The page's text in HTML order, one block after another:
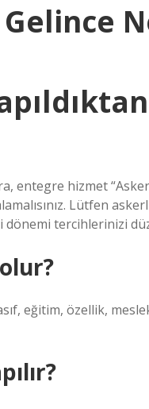
entegre hizmet
Lütfen
tercihlerinizi
eğitim, özellik,